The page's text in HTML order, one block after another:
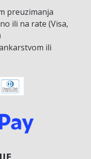
preuzimanja
ili na rate (Visa,
ili